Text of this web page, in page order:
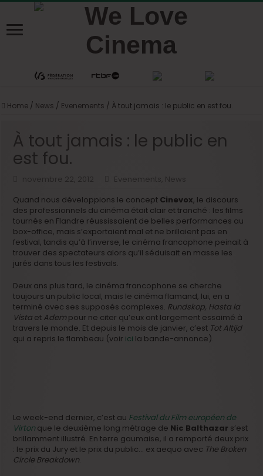
Home / News / Evenements / À tout jamais : le public en est fou.
À tout jamais : le public en
est fou.
Evenements
Quand nous développions le concept Cinevox, le discours
des professionnels du cinéma était clair et tranché : les films
tournés en Flandre réussissaient de belles performances au
box-office, mais s’exportaient mal et ne brillaient pas en
festival, tandis qu’à l’inverse, le cinéma francophone peinait à
trouver des spectateurs alors qu’il séduisait en masse les
jurés dans tous les festivals.
Deux ans plus tard, le cinéma francophone se cherche
toujours un public local, mais le cinéma flamand, lui, en a
terminé avec ses supposés complexes. Rundskop, Hasta la
Vista et Adempour ne citer qu’eux ont largement essaimé à
travers le monde. Et depuis le mois de janvier, c’est Tot Altijd
qui a repris le flambeau (voir ici la bande-annonce).
Le week-end dernier, c’est au Festival du Film européen de
Virtonque le deuxième long métrage de Nic Balthazar s’est
brillamment illustré. En terre gaumaise, il a remporté deux prix
: le prix du Jury et le prix du public… ex aequo avec The Broken
Circle Breakdown.